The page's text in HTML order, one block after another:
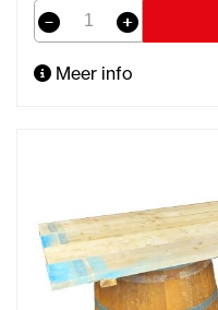
Meer info